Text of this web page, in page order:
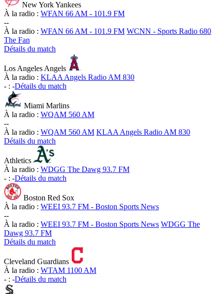
New York Yankees
À la radio : WFAN 66 AM - 101.9 FM
--
À la radio : WFAN 66 AM - 101.9 FM WCNN - Sports Radio 680
The Fan
Détails du match
Los Angeles Angels
À la radio : KLAA Angels Radio AM 830
- : -Détails du match
Miami Marlins
À la radio : WQAM 560 AM
--
À la radio : WQAM 560 AM KLAA Angels Radio AM 830
Détails du match
Athletics
À la radio : WDGG The Dawg 93.7 FM
- : -Détails du match
Boston Red Sox
À la radio : WEEI 93.7 FM - Boston Sports News
--
À la radio : WEEI 93.7 FM - Boston Sports News WDGG The
Dawg 93.7 FM
Détails du match
Cleveland Guardians
À la radio : WTAM 1100 AM
- : -Détails du match